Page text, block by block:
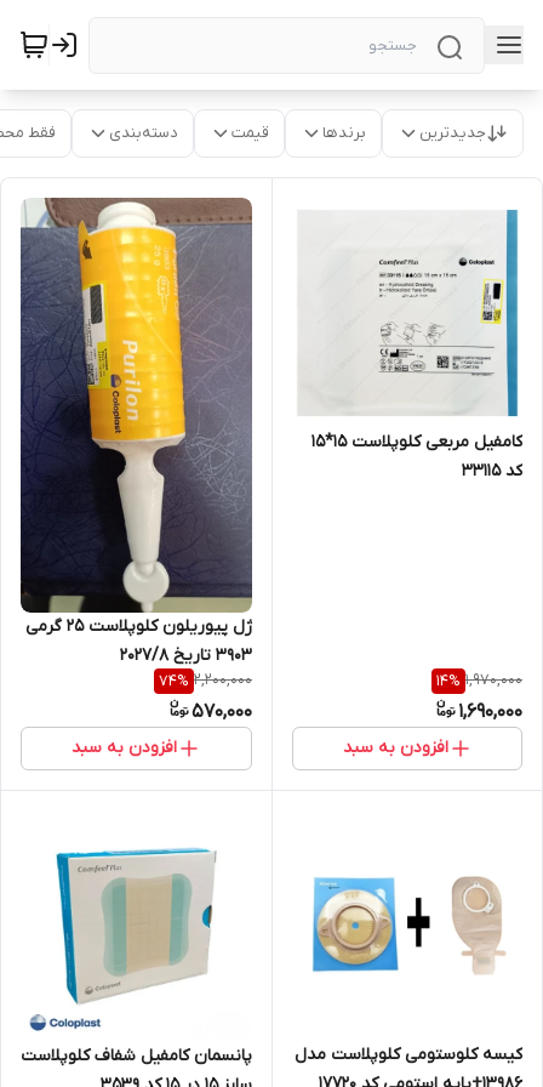
جدیدترین برندها قیمت دسته‌بندی فقط
کامفیل مربعی کلوپلاست 15*15
کد 33115
1,970,000
14%
1,690,000
افزودن به سبد
ژل پیوریلون کلوپلاست ۲۵ گرمی
۳۹۰۳ تاریخ ۲۰۲۷/۸
2,200,000
74%
570,000
افزودن به سبد
کیسه کلوستومی کلوپلاست مدل
پانسمان کامفیل شفاف کلوپلاست